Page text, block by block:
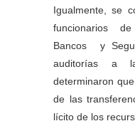
Igualmente, se
funcionarios
Bancos y
auditorías a
determinaron
de las
lícito de los